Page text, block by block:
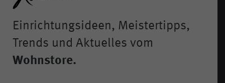
Einrichtungsideen, Meistertipps,
Trends und Aktuelles vom
Wohnstore.